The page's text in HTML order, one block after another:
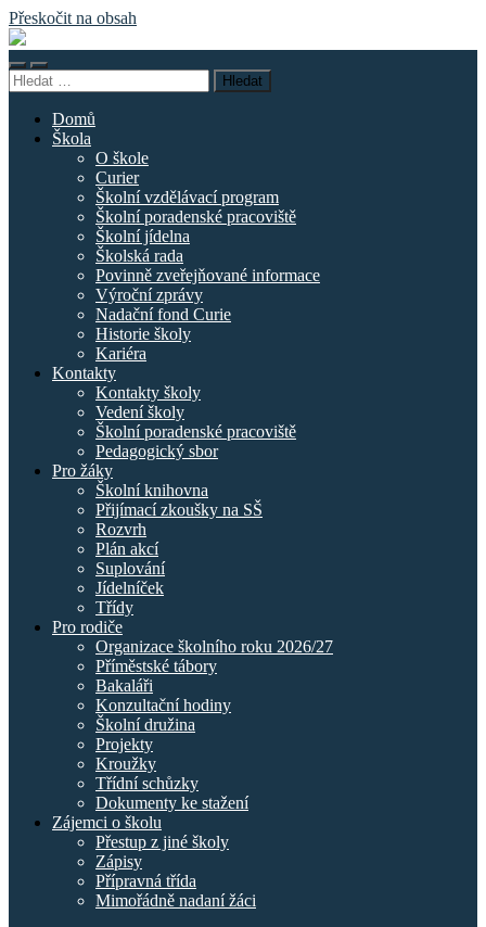
Přeskočit na obsah
Základní
škola
náměstí
Curieových
Přepnout
mobilní
Přepnout
vyhledávací
Vyhledávání
Domů
Škola
O škole
Curier
Školní vzdělávací program
Školní poradenské pracoviště
Školní jídelna
Školská rada
Povinně zveřejňované informace
Výroční zprávy
Nadační fond Curie
Historie školy
Kariéra
Kontakty
Kontakty školy
Vedení školy
Školní poradenské pracoviště
Pedagogický sbor
Pro žáky
Školní knihovna
Přijímací zkoušky na SŠ
Rozvrh
Plán akcí
Suplování
Jídelníček
Třídy
Pro rodiče
Organizace školního roku 2026/27
Příměstské tábory
Bakaláři
Konzultační hodiny
Školní družina
Projekty
Kroužky
Třídní schůzky
Dokumenty ke stažení
Zájemci o školu
Přestup z jiné školy
Zápisy
Přípravná třída
Mimořádně nadaní žáci